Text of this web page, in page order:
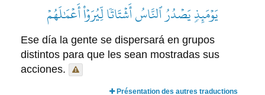
يَوۡمَئِذٖ يَصۡدُرُ ٱلنَّاسُ أَشۡتَاتٗا لِّيُرَوۡاْ أَعۡمَٰلَهُمۡ
Ese día la gente se dispersará en grupos
distintos para que les sean mostradas sus
acciones.
Présentation des autres traductions